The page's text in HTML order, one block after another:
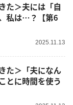
た＞夫には「自
私は…？【第6
2025.11.13
た＞「夫になん
とに時間を使う